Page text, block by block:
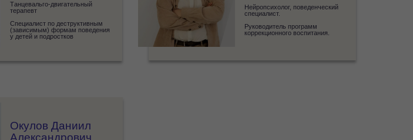
Танцевальго-двигательный
терапевт
Специалист по деструктивным
(зависимым) формам поведения
у детей и подростков
Окулов Даниил
Александрович
Нейропсихолог, поведенческий
специалист.
Руководитель программ
коррекционного воспитания.